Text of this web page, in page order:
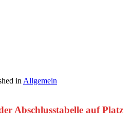
in Allgemein
Abschlusstabelle auf Platz